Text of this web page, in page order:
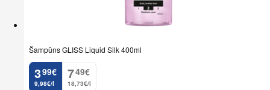
Šampūns GLISS Liquid Silk 400ml
3
. 99€
9,98€/l
7
. 49€
18,73€/l